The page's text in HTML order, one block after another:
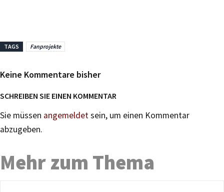
TAGS Fanprojekte
Keine Kommentare bisher
SCHREIBEN SIE EINEN KOMMENTAR
Sie müssen angemeldetsein, um einen Kommentar
abzugeben.
Mehr zum Thema